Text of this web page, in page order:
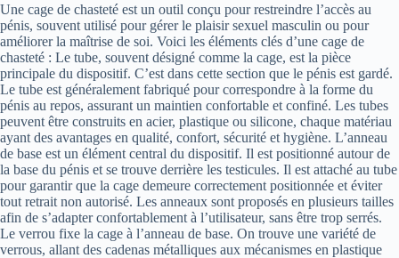
Une cage de chasteté est un outil conçu pour restreindre l’accès au
pénis, souvent utilisé pour gérer le plaisir sexuel masculin ou pour
améliorer la maîtrise de soi. Voici les éléments clés d’une cage de
chasteté : Le tube, souvent désigné comme la cage, est la pièce
principale du dispositif. C’est dans cette section que le pénis est gardé.
Le tube est généralement fabriqué pour correspondre à la forme du
pénis au repos, assurant un maintien confortable et confiné. Les tubes
peuvent être construits en acier, plastique ou silicone, chaque matériau
ayant des avantages en qualité, confort, sécurité et hygiène. L’anneau
de base est un élément central du dispositif. Il est positionné autour de
la base du pénis et se trouve derrière les testicules. Il est attaché au tube
pour garantir que la cage demeure correctement positionnée et éviter
tout retrait non autorisé. Les anneaux sont proposés en plusieurs tailles
afin de s’adapter confortablement à l’utilisateur, sans être trop serrés.
Le verrou fixe la cage à l’anneau de base. On trouve une variété de
verrous, allant des cadenas métalliques aux mécanismes en plastique